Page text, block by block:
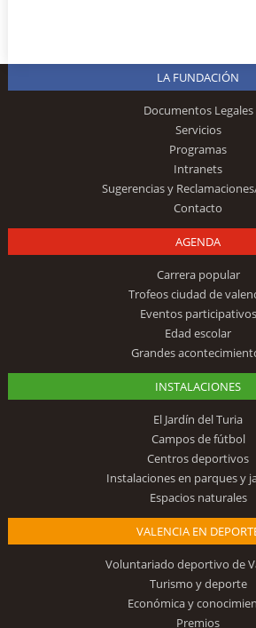
LA FUNDACIÓN
Documentos Legales
Servicios
Programas
Intranets
Sugerencias y
Contacto
AGENDA
Carrera popular
Trofeos ciudad de
Eventos participativos
Edad escolar
Grandes
INSTALACIONES
El Jardín del Turia
Campos de fútbol
Centros deportivos
Instalaciones en parques y
Espacios naturales
VALENCIA EN
Voluntariado deportivo de
Turismo y deporte
Económica y
Premios